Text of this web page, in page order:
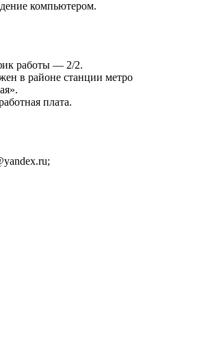
компьютером.
работы — 2/2.
в районе станции метро
плата.